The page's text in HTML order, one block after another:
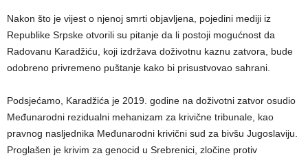
Nakon što je vijest o njenoj smrti objavljena, pojedini mediji iz
Republike Srpske otvorili su pitanje da li postoji mogućnost da
Radovanu Karadžiću, koji izdržava doživotnu kaznu zatvora, bude
odobreno privremeno puštanje kako bi prisustvovao sahrani.
Podsjećamo, Karadžića je 2019. godine na doživotni zatvor osudio
Međunarodni rezidualni mehanizam za krivične tribunale, kao
pravnog nasljednika Međunarodni krivični sud za bivšu Jugoslaviju.
Proglašen je krivim za genocid u Srebrenici, zločine protiv